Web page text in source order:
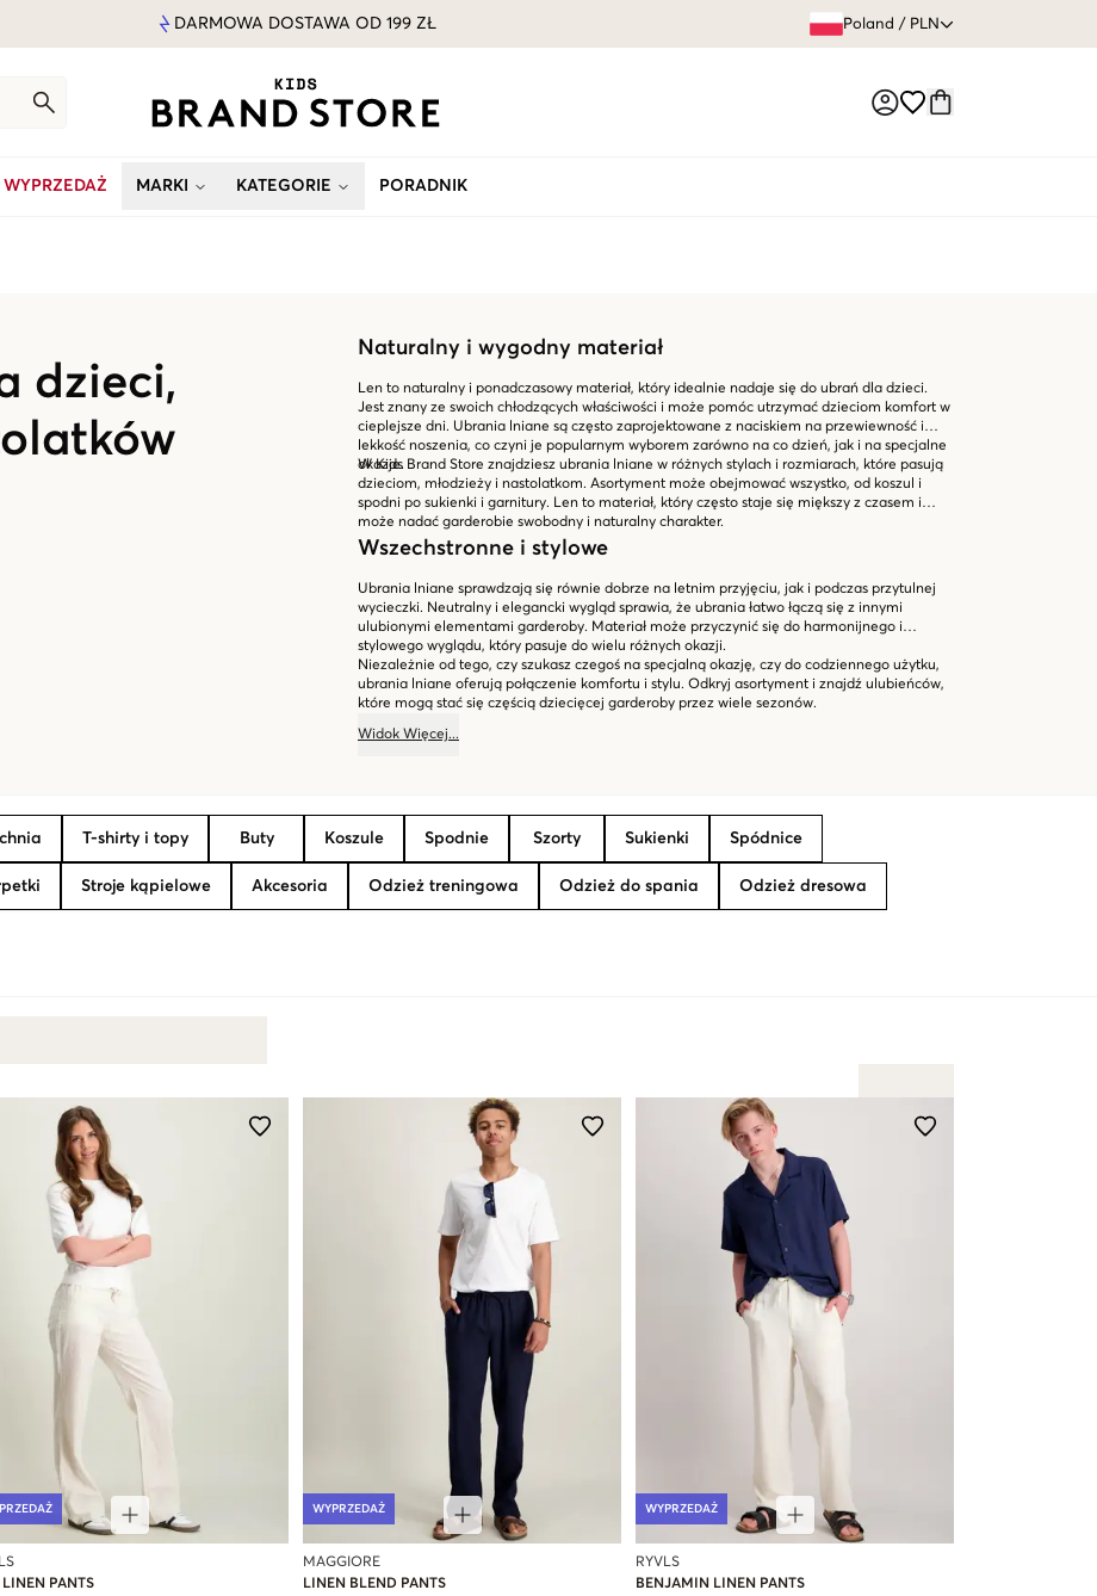
DARMOWA DOSTAWA OD 199 ZŁ Poland / PLN
WYPRZEDAŻ MARKI KATEGORIE PORADNIK
dzieci,
Naturalny i wygodny materiał
Len to naturalny i ponadczasowy materiał, który idealnie nadaje się do ubrań dla dzieci.
Jest znany ze swoich chłodzących właściwości i może pomóc utrzymać dzieciom komfort w
cieplejsze dni. Ubrania lniane są często zaprojektowane z naciskiem na przewiewność i
lekkość noszenia, co czyni je popularnym wyborem zarówno na co dzień, jak i na specjalne
okazje.
W Kids Brand Store znajdziesz ubrania lniane w różnych stylach i rozmiarach, które pasują
dzieciom, młodzieży i nastolatkom. Asortyment może obejmować wszystko, od koszul i
spodni po sukienki i garnitury. Len to materiał, który często staje się miększy z czasem i
może nadać garderobie swobodny i naturalny charakter.
Wszechstronne i stylowe
Ubrania lniane sprawdzają się równie dobrze na letnim przyjęciu, jak i podczas przytulnej
wycieczki. Neutralny i elegancki wygląd sprawia, że ubrania łatwo łączą się z innymi
ulubionymi elementami garderoby. Materiał może przyczynić się do harmonijnego i
stylowego wyglądu, który pasuje do wielu różnych okazji.
Niezależnie od tego, czy szukasz czegoś na specjalną okazję, czy do codziennego użytku,
ubrania lniane oferują połączenie komfortu i stylu. Odkryj asortyment i znajdź ulubieńców,
które mogą stać się częścią dziecięcej garderoby przez wiele sezonów.
Widok Więcej...
T-shirty i topy Buty Koszule Spodnie Szorty Sukienki Spódnice
Stroje kąpielowe Akcesoria Odzież treningowa Odzież do spania Odzież dresowa
PANTS
WYPRZEDAŻ
MAGGIORE
LINEN BLEND PANTS
WYPRZEDAŻ
RYVLS
BENJAMIN LINEN PANTS